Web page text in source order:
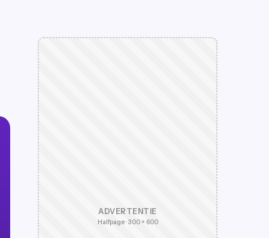
ADVERTENTIE
Halfpage · 300 × 600